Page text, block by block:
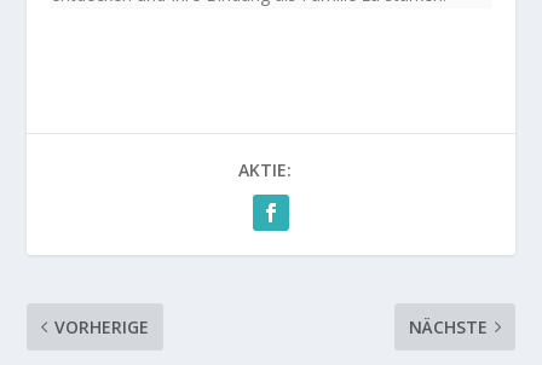
AKTIE:
VORHERIGE NÄCHSTE